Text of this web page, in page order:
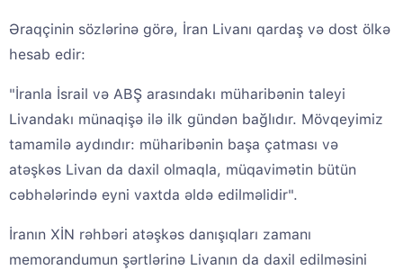
Əraqçinin sözlərinə görə, İran Livanı qardaş və dost ölkə
hesab edir:
"İranla İsrail və ABŞ arasındakı müharibənin taleyi
Livandakı münaqişə ilə ilk gündən bağlıdır. Mövqeyimiz
tamamilə aydındır: müharibənin başa çatması və
atəşkəs Livan da daxil olmaqla, müqavimətin bütün
cəbhələrində eyni vaxtda əldə edilməlidir".
İranın XİN rəhbəri atəşkəs danışıqları zamanı
memorandumun şərtlərinə Livanın da daxil edilməsini